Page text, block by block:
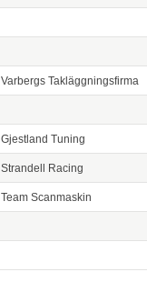
Varbergs Takläggningsfirma
Gjestland Tuning
Strandell Racing
Team Scanmaskin